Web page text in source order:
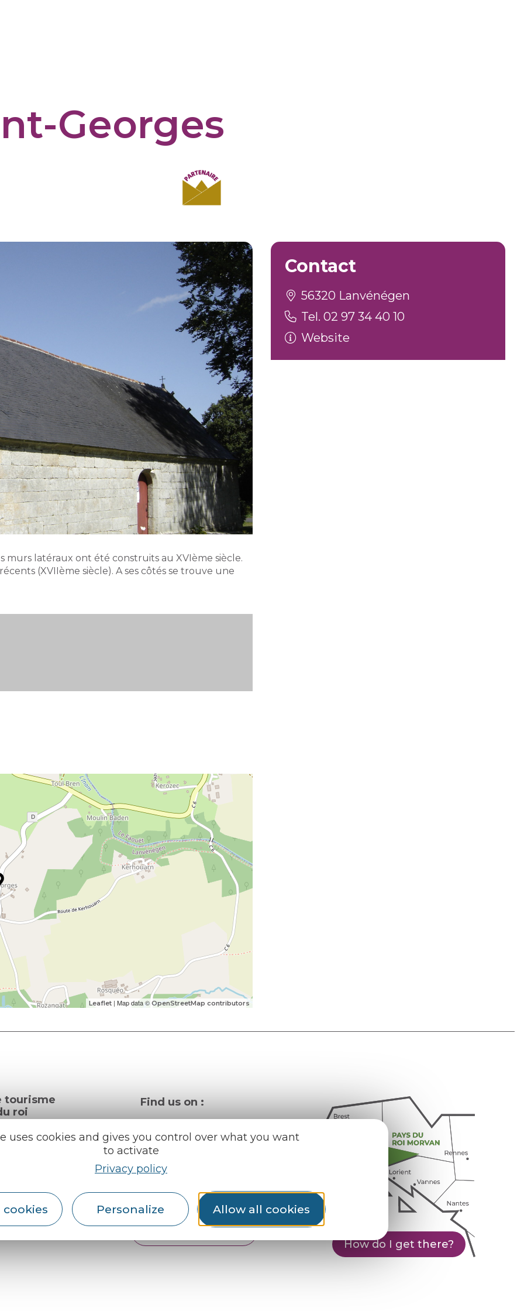
uses cookies and gives you control over what you want
to activate
Privacy policy
Personalize Allow all cookies
Georges
murs latéraux ont été construits au XVIème siècle.
(XVIIème siècle). A ses côtés se trouve une
Leaflet | Map data © OpenStreetMap contributors
Contact
56320 Lanvénégen
Tel. 02 97 34 40 10
Website
tourisme
roi
Find us on :
Espace pro
Partners
How do I get there?